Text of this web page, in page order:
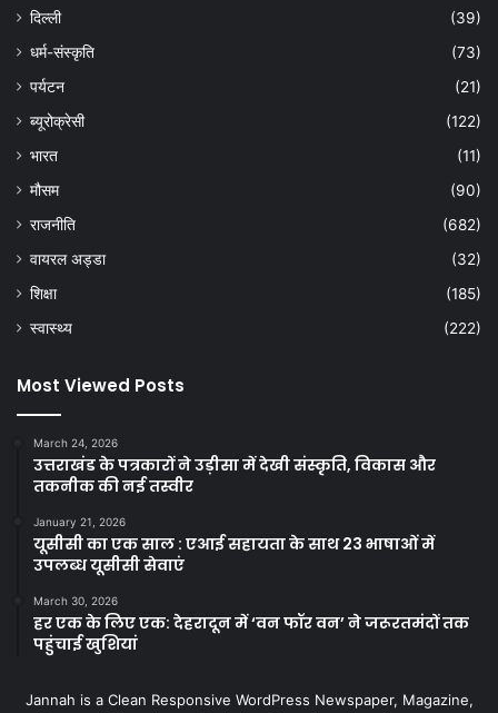
दिल्ली
(39)
धर्म-संस्कृति
(73)
पर्यटन
(21)
ब्यूरोक्रेसी
(122)
भारत
(11)
मौसम
(90)
राजनीति
(682)
वायरल अड्डा
(32)
शिक्षा
(185)
स्वास्थ्य
(222)
Most Viewed Posts
March 24, 2026
उत्तराखंड के पत्रकारों ने उड़ीसा में देखी संस्कृति, विकास और
तकनीक की नई तस्वीर
January 21, 2026
यूसीसी का एक साल : एआई सहायता के साथ 23 भाषाओं में
उपलब्ध यूसीसी सेवाएं
March 30, 2026
हर एक के लिए एक: देहरादून में ‘वन फॉर वन’ ने जरूरतमंदों तक
पहुंचाई खुशियां
Jannah is a Clean Responsive WordPress Newspaper, Magazine,